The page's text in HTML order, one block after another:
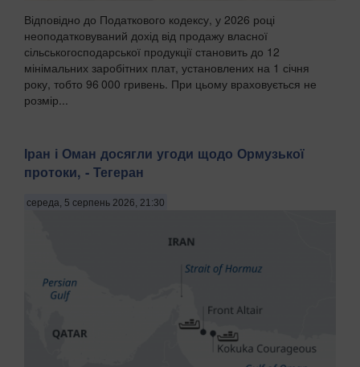
Відповідно до Податкового кодексу, у 2026 році
неоподатковуваний дохід від продажу власної
сільськогосподарської продукції становить до 12
мінімальних заробітних плат, установлених на 1 січня
року, тобто 96 000 гривень. При цьому враховується не
розмір...
Іран і Оман досягли угоди щодо Ормузької
протоки, - Тегеран
середа, 5 серпень 2026, 21:30